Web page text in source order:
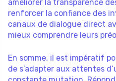
améliorer la transparence
renforcer la confiance des
canaux de dialogue direct
mieux comprendre leurs
En somme, il est impératif
de s’adapter aux attentes